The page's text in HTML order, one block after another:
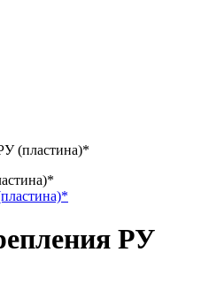
(пластина)*
РУ